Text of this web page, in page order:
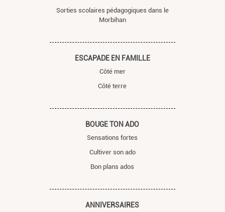
Sorties scolaires pédagogiques dans le
Morbihan
ESCAPADE EN FAMILLE
Côté mer
Côté terre
BOUGE TON ADO
Sensations fortes
Cultiver son ado
Bon plans ados
ANNIVERSAIRES